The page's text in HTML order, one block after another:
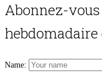
Abonnez-
Name: